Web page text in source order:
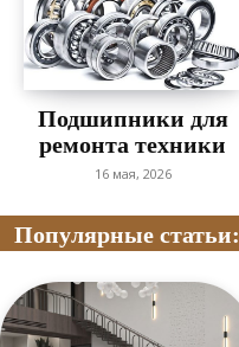
Подшипники для
ремонта техники
16 мая, 2026
Популярные статьи: